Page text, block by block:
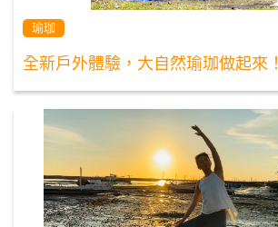
瑜珈
全新戶外體驗，大自然瑜珈做起來！